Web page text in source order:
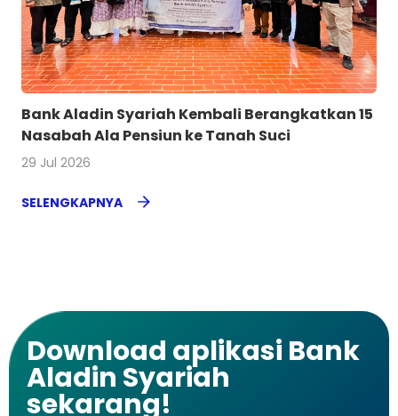
Bank Aladin Syariah Kembali Berangkatkan 15
Nasabah Ala Pensiun ke Tanah Suci
29 Jul 2026
SELENGKAPNYA
Download aplikasi Bank
Aladin Syariah
sekarang!